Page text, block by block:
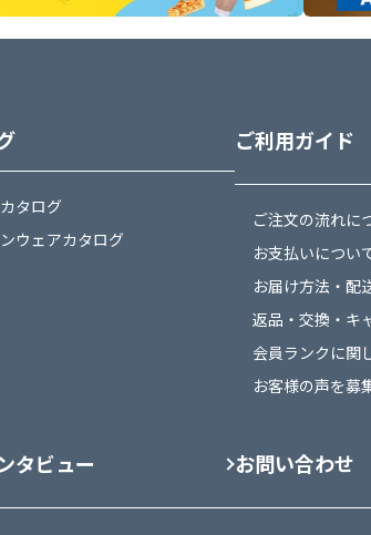
タログ
ウェアカタログ
ご利用ガイド
ご注文の流れに
お支払いについ
お届け方法・配
返品・交換・キ
会員ランクに関
お客様の声を募
タビュー お問い合わせ